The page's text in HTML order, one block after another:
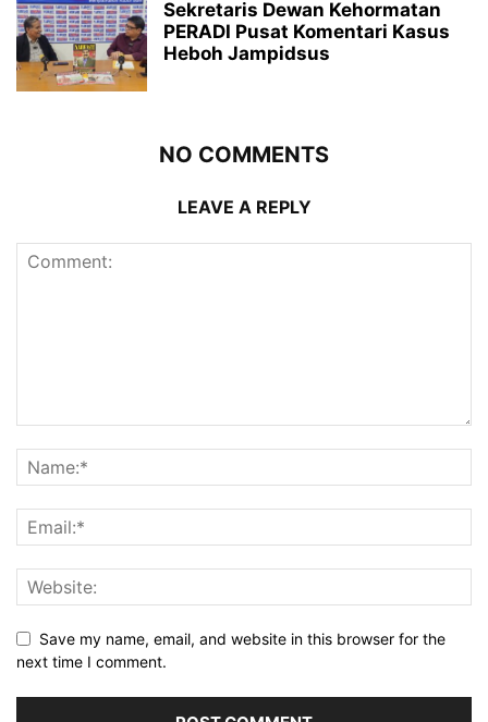
Sekretaris Dewan Kehormatan
PERADI Pusat Komentari Kasus
Heboh Jampidsus
NO COMMENTS
LEAVE A REPLY
Save my name, email, and website in this browser for the
next time I comment.